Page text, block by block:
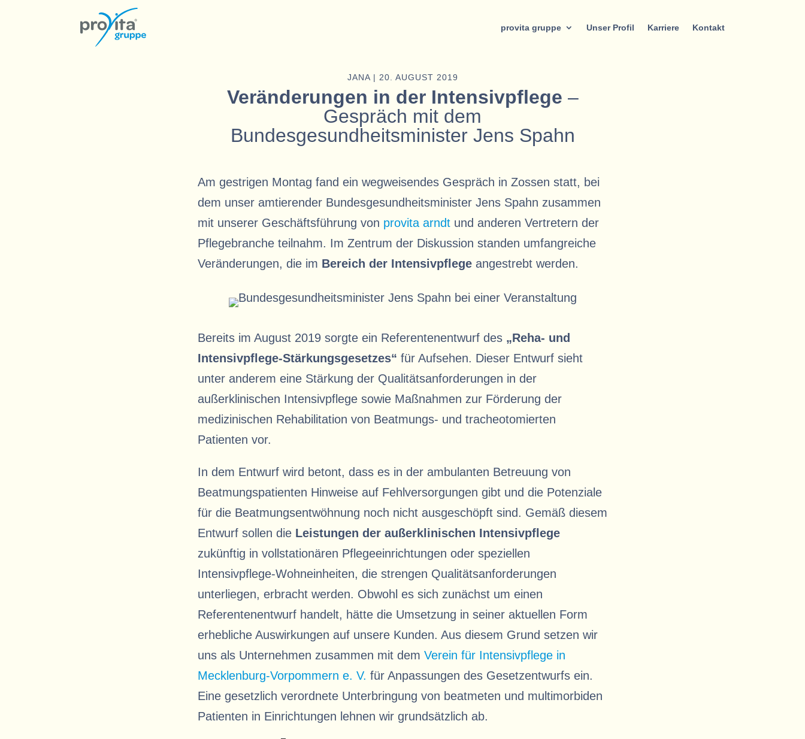
provita gruppe Unser Profil Karriere Kontakt
JANA | 20. AUGUST 2019
Veränderungen in der Intensivpflege –
Gespräch mit dem
Bundesgesundheitsminister Jens Spahn
Am gestrigen Montag fand ein wegweisendes Gespräch in Zossen statt, bei
dem unser amtierender Bundesgesundheitsminister Jens Spahn zusammen
mit unserer Geschäftsführung von provita arndt und anderen Vertretern der
Pflegebranche teilnahm. Im Zentrum der Diskussion standen umfangreiche
Veränderungen, die im Bereich der Intensivpflege angestrebt werden.
Bereits im August 2019 sorgte ein Referentenentwurf des „Reha- und
Intensivpflege-Stärkungsgesetzes“ für Aufsehen. Dieser Entwurf sieht
unter anderem eine Stärkung der Qualitätsanforderungen in der
außerklinischen Intensivpflege sowie Maßnahmen zur Förderung der
medizinischen Rehabilitation von Beatmungs- und tracheotomierten
Patienten vor.
In dem Entwurf wird betont, dass es in der ambulanten Betreuung von
Beatmungspatienten Hinweise auf Fehlversorgungen gibt und die Potenziale
für die Beatmungsentwöhnung noch nicht ausgeschöpft sind. Gemäß diesem
Entwurf sollen die Leistungen der außerklinischen Intensivpflege
zukünftig in vollstationären Pflegeeinrichtungen oder speziellen
Intensivpflege-Wohneinheiten, die strengen Qualitätsanforderungen
unterliegen, erbracht werden. Obwohl es sich zunächst um einen
Referentenentwurf handelt, hätte die Umsetzung in seiner aktuellen Form
erhebliche Auswirkungen auf unsere Kunden. Aus diesem Grund setzen wir
uns als Unternehmen zusammen mit dem Verein für Intensivpflege in
Mecklenburg-Vorpommern e. V. für Anpassungen des Gesetzentwurfs ein.
Eine gesetzlich verordnete Unterbringung von beatmeten und multimorbiden
Patienten in Einrichtungen lehnen wir grundsätzlich ab.